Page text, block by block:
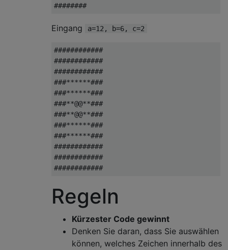
Eingang a=12, b=6, c=2
############
############
############
###******###
###******###
###**@@**###
###**@@**###
###******###
###******###
############
############
Regeln
Kürzester Code gewinnt
Denken Sie daran, dass Sie auswählen
können, welches Zeichen innerhalb des